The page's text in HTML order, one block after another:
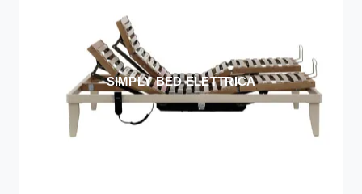
SIMPLY BED ELETTRICA